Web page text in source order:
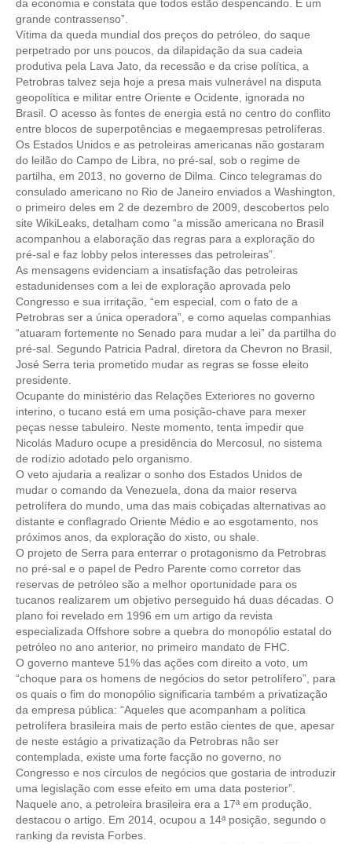
da economia e constata que todos estão despencando. É um
grande contrassenso”.
Vítima da queda mundial dos preços do petróleo, do saque
perpetrado por uns poucos, da dilapidação da sua cadeia
produtiva pela Lava Jato, da recessão e da crise política, a
Petrobras talvez seja hoje a presa mais vulnerável na disputa
geopolítica e militar entre Oriente e Ocidente, ignorada no
Brasil. O acesso às fontes de energia está no centro do conflito
entre blocos de superpotências e megaempresas petrolíferas.
Os Estados Unidos e as petroleiras americanas não gostaram
do leilão do Campo de Libra, no pré-sal, sob o regime de
partilha, em 2013, no governo de Dilma. Cinco telegramas do
consulado americano no Rio de Janeiro enviados a Washington,
o primeiro deles em 2 de dezembro de 2009, descobertos pelo
site WikiLeaks, detalham como “a missão americana no Brasil
acompanhou a elaboração das regras para a exploração do
pré-sal e faz lobby pelos interesses das petroleiras”.
As mensagens evidenciam a insatisfação das petroleiras
estadunidenses com a lei de exploração aprovada pelo
Congresso e sua irritação, “em especial, com o fato de a
Petrobras ser a única operadora”, e como aquelas companhias
“atuaram fortemente no Senado para mudar a lei” da partilha do
pré-sal. Segundo Patricia Padral, diretora da Chevron no Brasil,
José Serra teria prometido mudar as regras se fosse eleito
presidente.
Ocupante do ministério das Relações Exteriores no governo
interino, o tucano está em uma posição-chave para mexer
peças nesse tabuleiro. Neste momento, tenta impedir que
Nicolás Maduro ocupe a presidência do Mercosul, no sistema
de rodízio adotado pelo organismo.
O veto ajudaria a realizar o sonho dos Estados Unidos de
mudar o comando da Venezuela, dona da maior reserva
petrolífera do mundo, uma das mais cobiçadas alternativas ao
distante e conflagrado Oriente Médio e ao esgotamento, nos
próximos anos, da exploração do xisto, ou shale.
O projeto de Serra para enterrar o protagonismo da Petrobras
no pré-sal e o papel de Pedro Parente como corretor das
reservas de petróleo são a melhor oportunidade para os
tucanos realizarem um objetivo perseguido há duas décadas. O
plano foi revelado em 1996 em um artigo da revista
especializada Offshore sobre a quebra do monopólio estatal do
petróleo no ano anterior, no primeiro mandato de FHC.
O governo manteve 51% das ações com direito a voto, um
“choque para os homens de negócios do setor petrolífero”, para
os quais o fim do monopólio significaria também a privatização
da empresa pública: “Aqueles que acompanham a política
petrolífera brasileira mais de perto estão cientes de que, apesar
de neste estágio a privatização da Petrobras não ser
contemplada, existe uma forte facção no governo, no
Congresso e nos círculos de negócios que gostaria de introduzir
uma legislação com esse efeito em uma data posterior”.
Naquele ano, a petroleira brasileira era a 17ª em produção,
destacou o artigo. Em 2014, ocupou a 14ª posição, segundo o
ranking da revista Forbes.